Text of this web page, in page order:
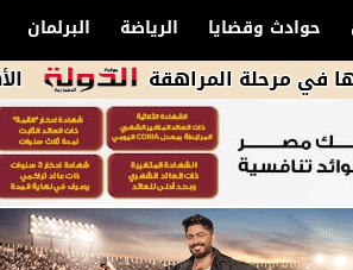
حوادث وقضايا الرياضة البرلمان
الأهلى المراهقة